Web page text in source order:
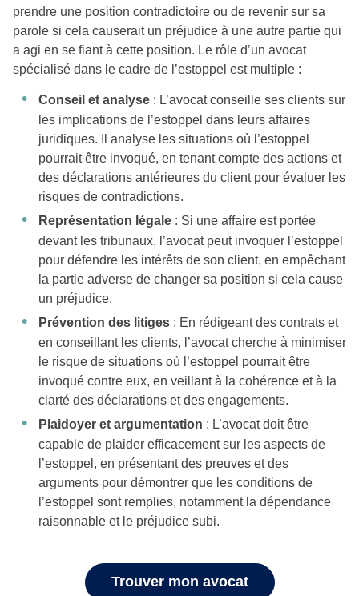
prendre une position contradictoire ou de revenir sur sa
parole si cela causerait un préjudice à une autre partie qui
a agi en se fiant à cette position. Le rôle d’un avocat
spécialisé dans le cadre de l’estoppel est multiple :
Conseil et analyse : L’avocat conseille ses clients sur
les implications de l’estoppel dans leurs affaires
juridiques. Il analyse les situations où l’estoppel
pourrait être invoqué, en tenant compte des actions et
des déclarations antérieures du client pour évaluer les
risques de contradictions.
Représentation légale : Si une affaire est portée
devant les tribunaux, l’avocat peut invoquer l’estoppel
pour défendre les intérêts de son client, en empêchant
la partie adverse de changer sa position si cela cause
un préjudice.
Prévention des litiges : En rédigeant des contrats et
en conseillant les clients, l’avocat cherche à minimiser
le risque de situations où l’estoppel pourrait être
invoqué contre eux, en veillant à la cohérence et à la
clarté des déclarations et des engagements.
Plaidoyer et argumentation : L’avocat doit être
capable de plaider efficacement sur les aspects de
l’estoppel, en présentant des preuves et des
arguments pour démontrer que les conditions de
l’estoppel sont remplies, notamment la dépendance
raisonnable et le préjudice subi.
Trouver mon avocat